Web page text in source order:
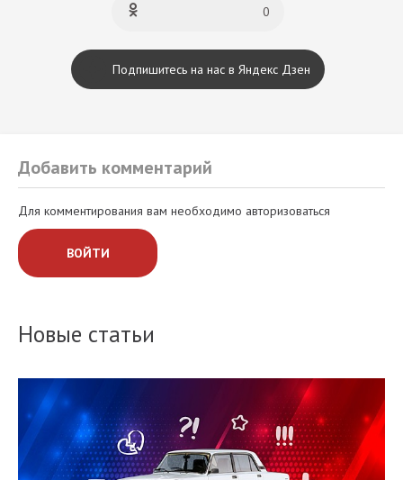
0
Подпишитесь на нас в Яндекс Дзен
Добавить комментарий
Для комментирования вам необходимо авторизоваться
ВОЙТИ
Новые статьи